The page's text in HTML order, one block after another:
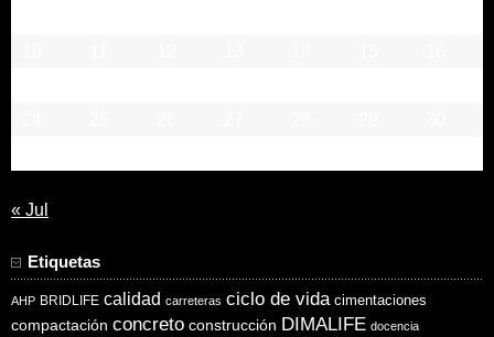
« Jul
Etiquetas
AHP BRIDLIFE calidad carreteras ciclo de vida cimentaciones
compactación concreto construcción DIMALIFE docencia